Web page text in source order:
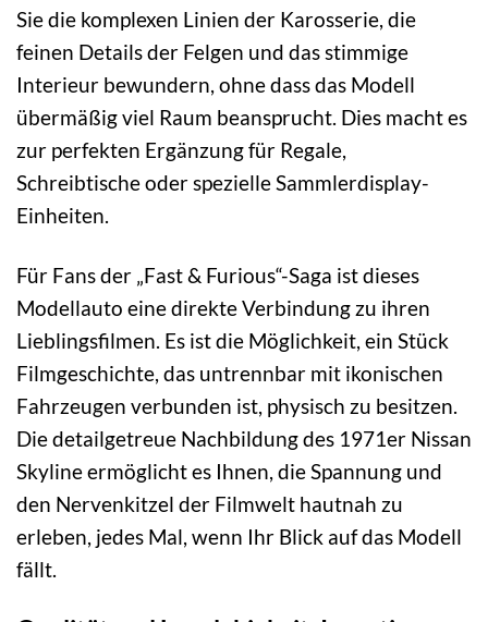
Sie die komplexen Linien der Karosserie, die
feinen Details der Felgen und das stimmige
Interieur bewundern, ohne dass das Modell
übermäßig viel Raum beansprucht. Dies macht es
zur perfekten Ergänzung für Regale,
Schreibtische oder spezielle Sammlerdisplay-
Einheiten.
Für Fans der „Fast & Furious“-Saga ist dieses
Modellauto eine direkte Verbindung zu ihren
Lieblingsfilmen. Es ist die Möglichkeit, ein Stück
Filmgeschichte, das untrennbar mit ikonischen
Fahrzeugen verbunden ist, physisch zu besitzen.
Die detailgetreue Nachbildung des 1971er Nissan
Skyline ermöglicht es Ihnen, die Spannung und
den Nervenkitzel der Filmwelt hautnah zu
erleben, jedes Mal, wenn Ihr Blick auf das Modell
fällt.